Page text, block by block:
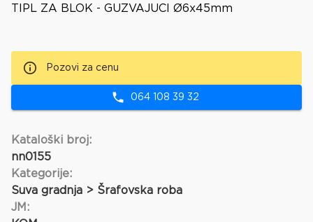
TIPL ZA BLOK - GUZVAJUCI Ø6x45mm
Pozovi za cenu
064 108 39 32
Kataloški broj:
nn0155
Kategorije:
Suva gradnja > Šrafovska roba
JM: